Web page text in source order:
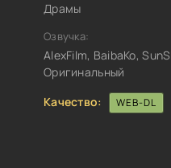
Драмы
Озвучка:
AlexFilm, BaibaKo,
Оригинальный
Качество:
WEB-DL